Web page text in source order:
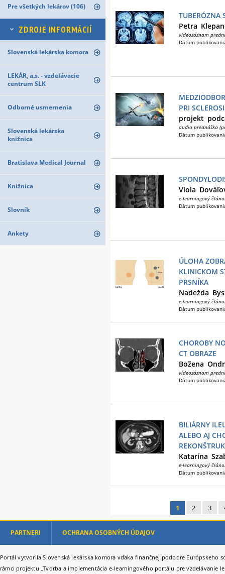
Pre všetkých lekárov (106)
ZDROJE INFORMÁCIÍ
Slovenská lekárska komora
LEKÁR, a.s. - vzdelávacie
centrum SLK
Odborné usmernenia
Slovenská lekárska
knižnica
Bratislava Medical Journal
Knižnica
Slovník
Ankety
TUBERÓZNA
Petra
videozáznam
Dátum
PRI
projekt
audio prednáška
Dátum
Viola
e-learningový
Dátum
ÚLOHA
KLINICKOM
PRSNÍKA
Nadežda
e-learningový
Dátum
CHOROBY
CT OBRAZE
Božena
videozáznam
Dátum
BILIÁRNY
ALEBO AJ
Katarína
e-learningový
Dátum
Stránky
1 2 3
PARTNERI OCHRANA OSOBNÝCH ÚDAJOV
Portál vytvorila Slovenská lekárska komora vďaka finančnej podpore Európskeho
rámci projektu „Tvorba a implementácia e-learningového portálu pre vzdelávanie